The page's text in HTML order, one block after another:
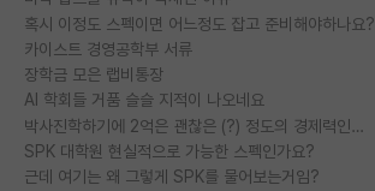
혹시 이정도 스펙이면 어느정도 잡고 준비해야하나요?
카이스트 경영공학부 서류
장학금 모은 랩비통장
AI 학회들 거품 슬슬 지적이 나오네요
박사진학하기에 2억은 괜찮은 (?) 정도의 경제력인가요
SPK 대학원 현실적으로 가능한 스펙인가요?
근데 여기는 왜 그렇게 SPK를 물어보는거임?